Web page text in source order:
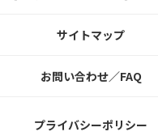
サイトマップ
お問い合わせ／FAQ
プライバシーポリシー